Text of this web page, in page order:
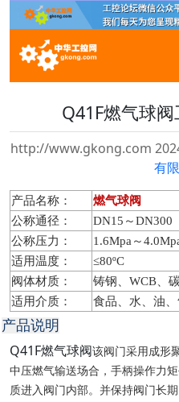
Q41F燃气球阀
http://www.gkong.com
有
产品名称： 燃气球阀
公称通径：
DN15～DN300
公称压力：
1.6Mpa～
适用温度：
≤80ºC
阀体材质：
铸钢、WCB、
适用介质：
食品、水、油
产品说明
Q41F燃气球阀该阀门采用成形
中压燃气输送场合，手柄操作力
质进入阀门内部。并保持阀门长